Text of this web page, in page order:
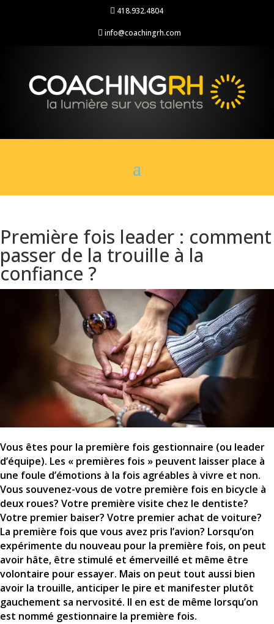
 418.932.4804
 info@coachingrh.com
Première fois leader : comment
passer de la trouille à la
confiance ?
Vous êtes pour la première fois gestionnaire (ou leader
d’équipe). Les « premières fois » peuvent laisser place à
une foule d’émotions à la fois agréables à vivre et non.
Vous souvenez-vous de votre première fois en bicycle à
deux roues? Votre première visite chez le dentiste?
Votre premier baiser? Votre premier achat de voiture?
La première fois que vous avez pris l’avion? Lorsqu’on
expérimente du nouveau pour la première fois, on peut
avoir hâte, être stimulé et émerveillé et même être
volontaire pour essayer. Mais on peut tout aussi bien
avoir la trouille, anticiper le pire et manifester plutôt
gauchement sa nervosité. Il en est de même lorsqu’on
est nommé gestionnaire la première fois.